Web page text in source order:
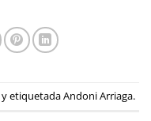
etiquetadaAndoni Arriaga.